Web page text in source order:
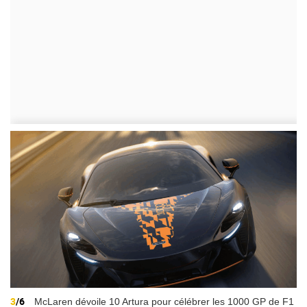
3/6
McLaren dévoile 10 Artura pour célébrer les 1000 GP de F1